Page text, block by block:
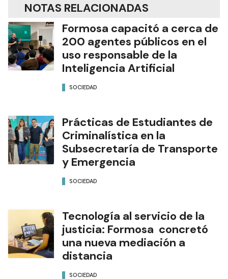
NOTAS RELACIONADAS
Formosa capacitó a cerca de
200 agentes públicos en el
uso responsable de la
Inteligencia Artificial
SOCIEDAD
Prácticas de Estudiantes de
Criminalística en la
Subsecretaría de Transporte
y Emergencia
SOCIEDAD
Tecnología al servicio de la
justicia: Formosa concretó
una nueva mediación a
distancia
SOCIEDAD